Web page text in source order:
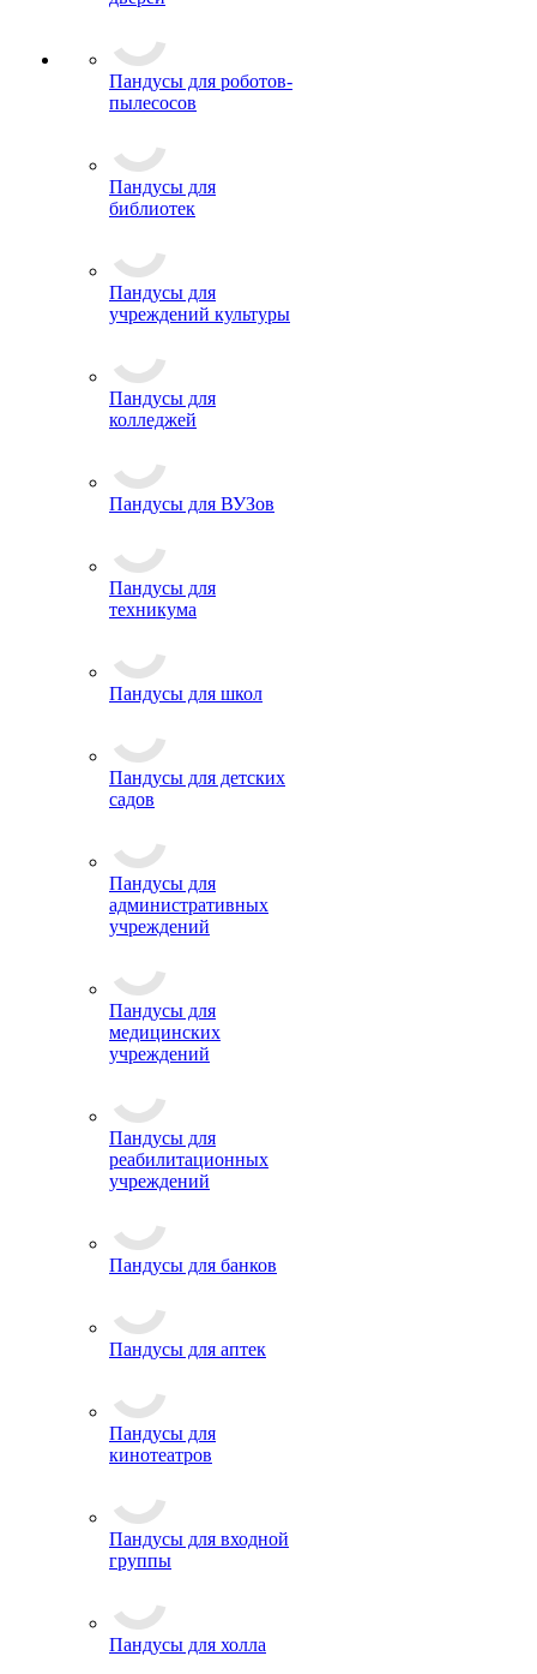
Пандусы для роботов-
пылесосов
Пандусы для
библиотек
Пандусы для
учреждений культуры
Пандусы для
колледжей
Пандусы для ВУЗов
Пандусы для
техникума
Пандусы для школ
Пандусы для детских
садов
Пандусы для
административных
учреждений
Пандусы для
медицинских
учреждений
Пандусы для
реабилитационных
учреждений
Пандусы для банков
Пандусы для аптек
Пандусы для
кинотеатров
Пандусы для входной
группы
Пандусы для холла